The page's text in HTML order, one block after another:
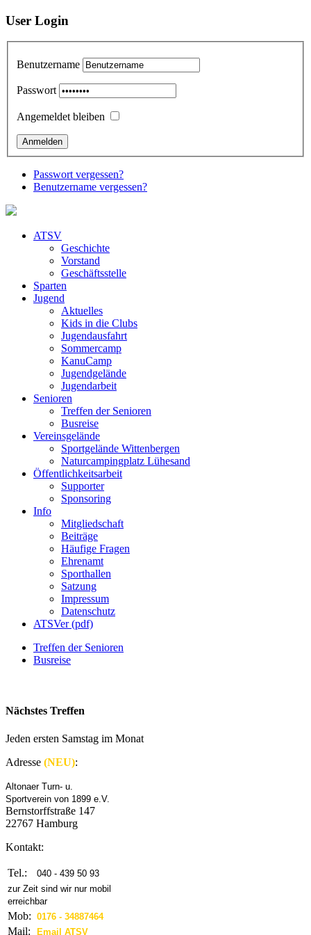
User Login
Benutzername
Passwort
Angemeldet bleiben
Passwort vergessen?
Benutzername vergessen?
ATSV
Geschichte
Vorstand
Geschäftsstelle
Sparten
Jugend
Aktuelles
Kids in die Clubs
Jugendausfahrt
Sommercamp
KanuCamp
Jugendgelände
Jugendarbeit
Senioren
Treffen der Senioren
Busreise
Vereinsgelände
Sportgelände Wittenbergen
Naturcampingplatz Lühesand
Öffentlichkeitsarbeit
Supporter
Sponsoring
Info
Mitgliedschaft
Beiträge
Häufige Fragen
Ehrenamt
Sporthallen
Satzung
Impressum
Datenschutz
ATSVer (pdf)
Treffen der Senioren
Busreise
Nächstes Treffen
Jeden ersten Samstag im Monat
Adresse (NEU):
Altonaer Turn- u.
Sportverein von 1899 e.V.
Bernstorffstraße 147
22767 Hamburg
Kontakt:
Tel.:
040 - 439 50 93
zur Zeit sind wir nur mobil
erreichbar
Mob: 0176 - 34887464
Mail: Email ATSV